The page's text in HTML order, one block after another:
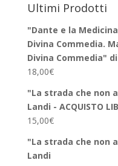
Ultimi Prodotti
"Dante e la
Divina Commedia.
Divina Commedia"
18,00€
"La strada che non
Landi - ACQUISTO
15,00€
"La strada che non
Landi